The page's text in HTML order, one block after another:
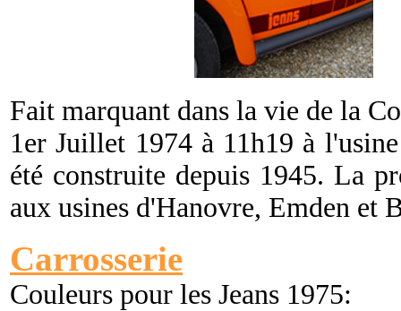
Fait marquant dans la vie de la
1er Juillet 1974 à 11h19 à
été construite depuis 1945. La
aux usines d'Hanovre, Emden et
Carrosserie
Couleurs pour les Jeans 1975: